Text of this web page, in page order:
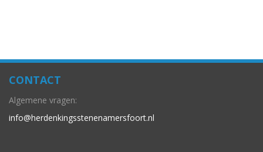
CONTACT
Algemene vragen:
info@herdenkingsstenenamersfoort.nl